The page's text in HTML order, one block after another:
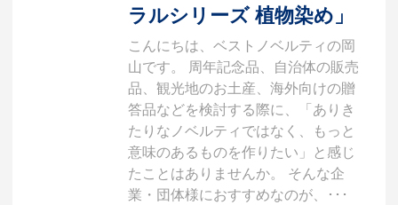
ラルシリーズ 植物染め」
こんにちは、ベストノベルティの岡
山です。 周年記念品、自治体の販売
品、観光地のお土産、海外向けの贈
答品などを検討する際に、「ありき
たりなノベルティではなく、もっと
意味のあるものを作りたい」と感じ
たことはありませんか。 そんな企
業・団体様におすすめなのが、･･･